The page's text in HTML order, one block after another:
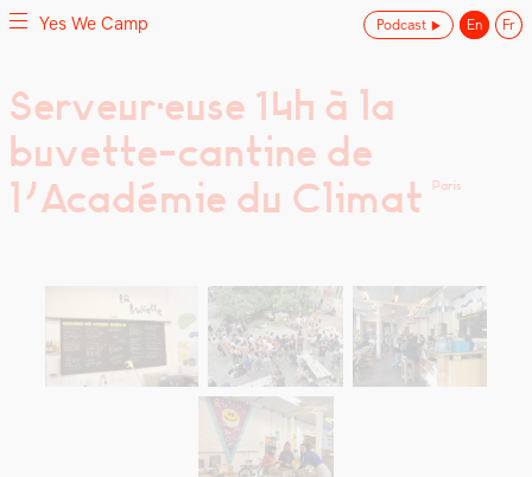
Skip
to
content
Yes We Camp
Utilisation inventive des espaces disponibles
Serveur·euse 14h à la
buvette-cantine de
l’Académie du Climat
Paris
Yes We Camp Podcast En Fr